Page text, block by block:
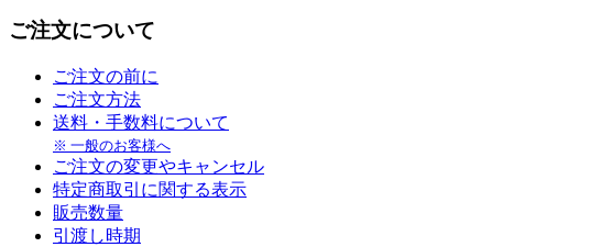
ご注文について
ご注文の前に
ご注文方法
送料・手数料について
※ 一般のお客様へ
ご注文の変更やキャンセル
特定商取引に関する表示
販売数量
引渡し時期